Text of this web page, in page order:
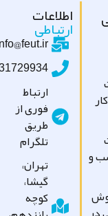
اطلاعات
ارتباطی
info@feut.ir
09031729934
ارتباط
فوری از
طریق
تلگرام
تهران،
گیشا،
کوچه